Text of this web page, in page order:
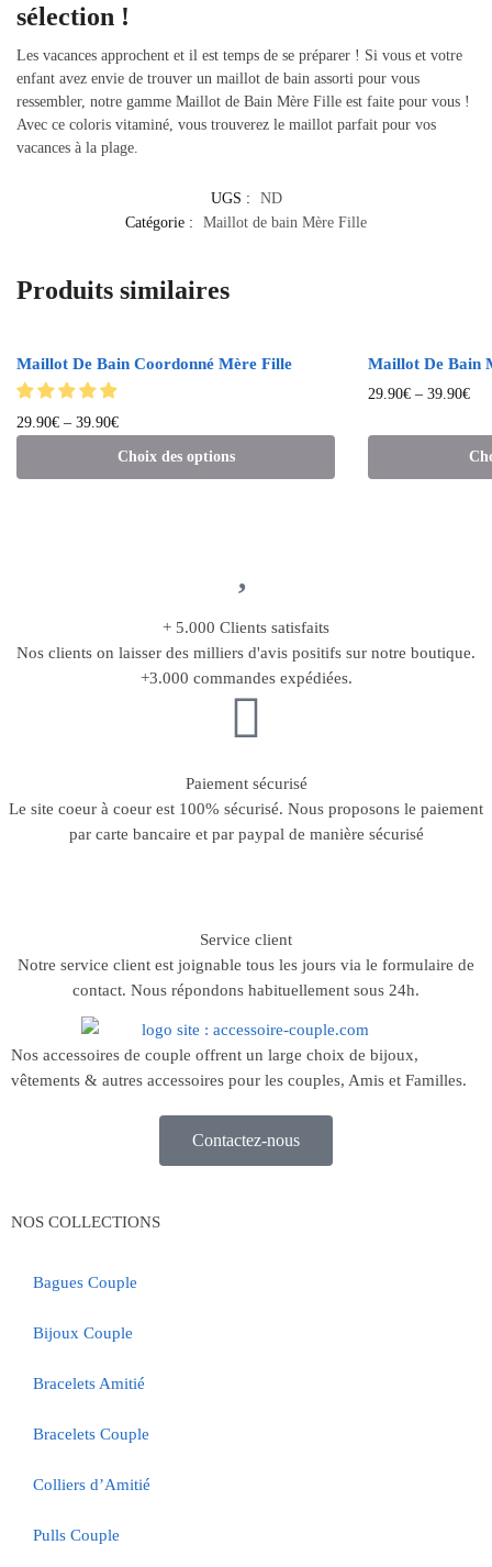
sélection !
Les vacances approchent et il est temps de se préparer ! Si vous et votre
enfant avez envie de trouver un maillot de bain assorti pour vous
ressembler, notre gamme Maillot de Bain Mère Fille est faite pour vous !
Avec ce coloris vitaminé, vous trouverez le maillot parfait pour vos
vacances à la plage.
UGS :
ND
Catégorie :
Maillot de bain Mère Fille
Produits similaires
Maillot De Bain Coordonné Mère Fille
29.90€ – 39.90€
Choix des options
Maillot De Bain
29.90€ – 39.90€
+ 5.000 Clients satisfaits
Nos clients on laisser des milliers d'avis positifs sur notre boutique.
+3.000 commandes expédiées.
Paiement sécurisé
Le site coeur à coeur est 100% sécurisé. Nous proposons le paiement
par carte bancaire et par paypal de manière sécurisé
Service client
Notre service client est joignable tous les jours via le formulaire de
contact. Nous répondons habituellement sous 24h.
Nos accessoires de couple offrent un large choix de bijoux,
vêtements & autres accessoires pour les couples, Amis et Familles.
Contactez-nous
NOS COLLECTIONS
Bagues Couple
Bijoux Couple
Bracelets Amitié
Bracelets Couple
Colliers d’Amitié
Pulls Couple